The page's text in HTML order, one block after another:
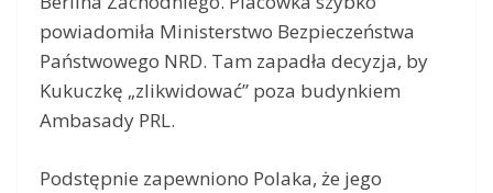
powiadomiła Ministerstwo Bezpieczeństwa
Państwowego NRD. Tam zapadła decyzja, by
Kukuczkę „zlikwidować” poza budynkiem
Ambasady PRL.
Podstępnie zapewniono Polaka, że jego